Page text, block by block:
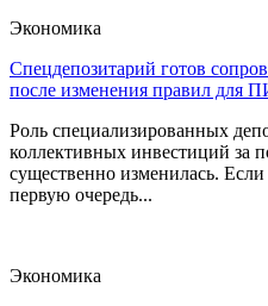
Экономика
Спецдепозитарий готов
после изменения правил для
Роль специализированных
коллективных инвестиций за
существенно изменилась.
первую очередь...
Экономика